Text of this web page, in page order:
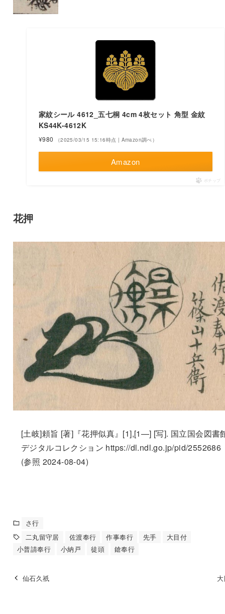
家紋シール 4612_五七桐 4cm 4枚セット 角型 金紋
KS44K-4612K
¥980 （2025/03/15 15:16時点 | Amazon調べ）
Amazon
ポチップ
花押
[土岐]頼旨 [著]『花押似真』[1],[1—] [写]. 国立国会図書
デジタルコレクション https://dl.ndl.go.jp/pid/2552686
(参照 2024-08-04)
さ行
二丸留守居
佐渡奉行 作事奉行 先手
大目付
小普請奉行
小納戸 徒頭 鎗奉行
仙石久祇